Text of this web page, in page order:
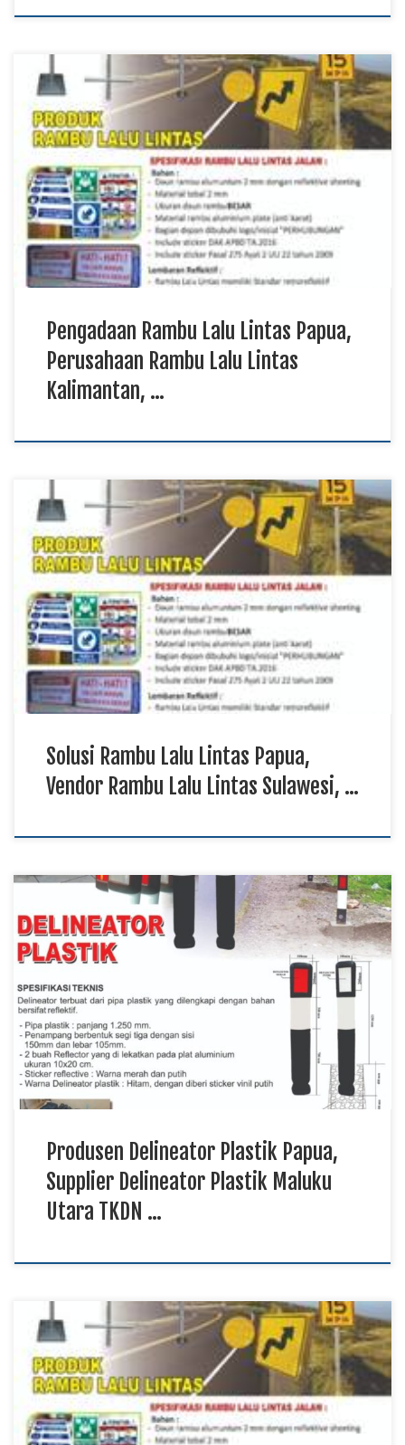
Pengadaan Rambu Lalu Lintas Papua, Perusahaan Rambu Lalu
Lintas Kalimantan, Distributor Rambu Lalu Lintas Sulawesi
TKDN E Katalog Rambu lalu lintas berfungsi memberikan
informasi, petunjuk, larangan, dan peringatan bagi pengguna
jalan sehingga tercipta lalu lintas yang aman dan tertib.
Perusahaan rambu lalu lintas memproduksi berbagai jenis
rambu menggunakan material berkualitas […]
Pengadaan Rambu Lalu Lintas Papua,
Perusahaan Rambu Lalu Lintas
Kalimantan, …
Solusi Rambu Lalu Lintas Papua, Vendor Rambu Lalu Lintas
Sulawesi, Produksi Rambu Lalu Lintas Kalimantan TKDN E
Katalog Rambu lalu lintas memiliki fungsi utama sebagai media
informasi, petunjuk, larangan, dan peringatan bagi seluruh
pengguna jalan. Solusi rambu lalu lintas yang berkualitas
sangat dibutuhkan untuk mendukung keselamatan berkendara
sekaligus meningkatkan ketertiban […]
Solusi Rambu Lalu Lintas Papua,
Vendor Rambu Lalu Lintas Sulawesi, …
Produsen Delineator Plastik Papua, Supplier Delineator
Plastik Maluku Utara TKDN E Katalog, Harga Delineator
Plastik Kalimantan Delineator plastik menjadi salah satu
perlengkapan keselamatan jalan yang berfungsi sebagai
penunjuk arah sekaligus pembatas jalur kendaraan pada
berbagai kondisi jalan. Produsen delineator plastik
menghadirkan produk berkualitas tinggi yang dibuat
menggunakan material plastik premium […]
Produsen Delineator Plastik Papua,
Supplier Delineator Plastik Maluku
Utara TKDN …
Mitra Rambu Lalu Lintas Papua, Produksi Rambu Lalu Lintas
Sulawesi TKDN E Katalog, Distributor Rambu Lalu Lintas
Kalimantan Rambu lalu lintas memiliki peranan penting dalam
memberikan petunjuk, larangan, maupun peringatan kepada
pengguna jalan sehingga tercipta lalu lintas yang aman dan